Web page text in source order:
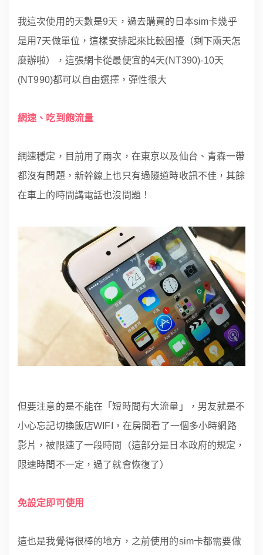
我這次使用的天數是9天，過去購買的日本sim卡幾乎
是用7天做單位，這樣安排起來比較困擾（剩下兩天怎
麼辦啦），這張網卡從最便宜的4天(NT390)-10天
(NT990)都可以自由選擇，彈性很大
網速、吃到飽流量
網速穩定，目前用了兩次，在東京以及仙台、青森一帶
都沒有問題，新幹線上也只有過隧道時收訊不佳，其餘
在車上的時間講電話也沒問題！
但要注意的是不能在「短時間有大流量」，男友就是不
小心忘記切換飯店WIFI，在房間看了一個多小時網路
影片，被限速了一段時間（這部分是日本政府的規定，
限速時間不一定，過了就會恢復了）
免設定即可使用
這也是我覺得很棒的地方，之前使用的sim卡都需要做